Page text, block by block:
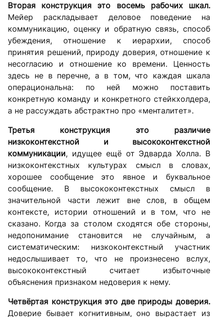
Вторая конструкция это восемь рабочих шкал.
Мейер раскладывает деловое поведение на
коммуникацию, оценку и обратную связь, способ
убеждения, отношение к иерархии, способ
принятия решений, природу доверия, отношение к
несогласию и отношение ко времени. Ценность
здесь не в перечне, а в том, что каждая шкала
операциональна: по ней можно поставить
конкретную команду и конкретного стейкхолдера,
а не рассуждать абстрактно про «менталитет».
Третья конструкция это различие
низкоконтекстной и высококонтекстной
коммуникации, идущее ещё от Эдварда Холла. В
низкоконтекстных культурах смысл в словах,
хорошее сообщение это явное и буквальное
сообщение. В высококонтекстных смысл в
значительной части лежит вне слов, в общем
контексте, истории отношений и в том, что не
сказано. Когда за столом сходятся обе стороны,
недопонимание становится не случайным, а
систематическим: низкоконтекстный участник
недослышивает то, что не произнесено вслух,
высококонтекстный считает избыточные
объяснения признаком недоверия к нему.
Четвёртая конструкция это две природы доверия.
Доверие бывает когнитивным, оно вырастает из